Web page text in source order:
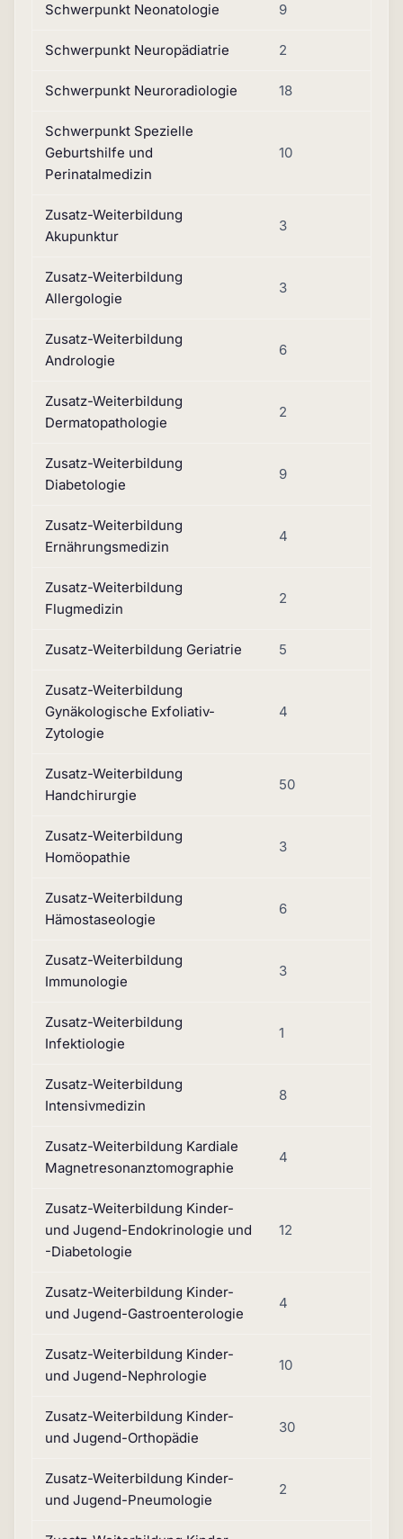
Schwerpunkt Neonatologie 9
Schwerpunkt Neuropädiatrie 2
Schwerpunkt Neuroradiologie 18
Schwerpunkt Spezielle
Geburtshilfe und
Perinatalmedizin
10
Zusatz-Weiterbildung
Akupunktur
3
Zusatz-Weiterbildung
Allergologie
3
Zusatz-Weiterbildung
Andrologie
6
Zusatz-Weiterbildung
Dermatopathologie
2
Zusatz-Weiterbildung
Diabetologie
9
Zusatz-Weiterbildung
Ernährungsmedizin
4
Zusatz-Weiterbildung
Flugmedizin
2
Zusatz-Weiterbildung Geriatrie 5
Zusatz-Weiterbildung
Gynäkologische Exfoliativ-
Zytologie
4
Zusatz-Weiterbildung
Handchirurgie
50
Zusatz-Weiterbildung
Homöopathie
3
Zusatz-Weiterbildung
Hämostaseologie
6
Zusatz-Weiterbildung
Immunologie
3
Zusatz-Weiterbildung
Infektiologie
1
Zusatz-Weiterbildung
Intensivmedizin
8
Zusatz-Weiterbildung Kardiale
Magnetresonanztomographie
4
Zusatz-Weiterbildung Kinder-
und Jugend-Endokrinologie und
-Diabetologie
12
Zusatz-Weiterbildung Kinder-
und Jugend-Gastroenterologie
4
Zusatz-Weiterbildung Kinder-
und Jugend-Nephrologie
10
Zusatz-Weiterbildung Kinder-
und Jugend-Orthopädie
30
Zusatz-Weiterbildung Kinder-
und Jugend-Pneumologie
2